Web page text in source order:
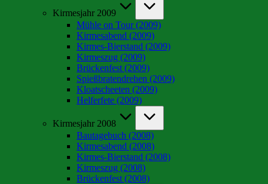
Kirmesjahr 2009
Mühle on Tour (2009)
Kirmesabend (2009)
Kirmes-Bierstand (2009)
Kirmeszug (2009)
Brückenfest (2009)
Spießbratendrehen (2009)
Kloatscheeten (2009)
Helferfete (2009)
Kirmesjahr 2008
Bautagebuch (2008)
Kirmesabend (2008)
Kirmes-Bierstand (2008)
Kirmeszug (2008)
Brückenfest (2008)